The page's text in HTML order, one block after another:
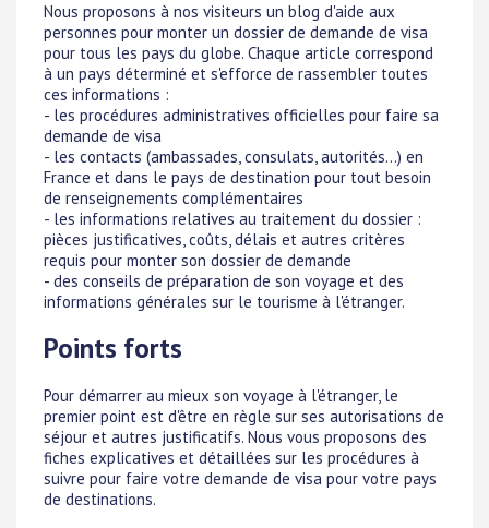
Nous proposons à nos visiteurs un blog d'aide aux
personnes pour monter un dossier de demande de visa
pour tous les pays du globe. Chaque article correspond
à un pays déterminé et s'efforce de rassembler toutes
ces informations :
- les procédures administratives officielles pour faire sa
demande de visa
- les contacts (ambassades, consulats, autorités...) en
France et dans le pays de destination pour tout besoin
de renseignements complémentaires
- les informations relatives au traitement du dossier :
pièces justificatives, coûts, délais et autres critères
requis pour monter son dossier de demande
- des conseils de préparation de son voyage et des
informations générales sur le tourisme à l'étranger.
Points forts
Pour démarrer au mieux son voyage à l'étranger, le
premier point est d'être en règle sur ses autorisations de
séjour et autres justificatifs. Nous vous proposons des
fiches explicatives et détaillées sur les procédures à
suivre pour faire votre demande de visa pour votre pays
de destinations.